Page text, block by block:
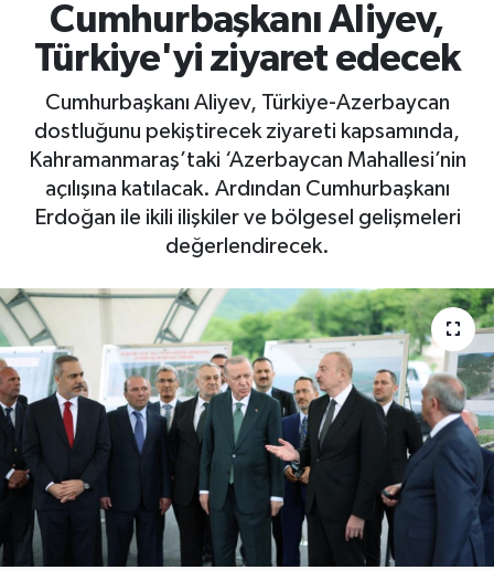
Cumhurbaşkanı Aliyev,
Türkiye'yi ziyaret edecek
Cumhurbaşkanı Aliyev, Türkiye-Azerbaycan
dostluğunu pekiştirecek ziyareti kapsamında,
Kahramanmaraş’taki ‘Azerbaycan Mahallesi’nin
açılışına katılacak. Ardından Cumhurbaşkanı
Erdoğan ile ikili ilişkiler ve bölgesel gelişmeleri
değerlendirecek.